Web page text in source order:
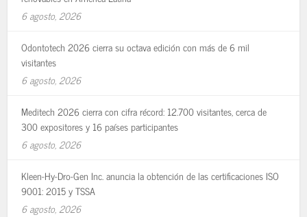
6 agosto, 2026
Odontotech 2026 cierra su octava edición con más de 6 mil
visitantes
6 agosto, 2026
Meditech 2026 cierra con cifra récord: 12.700 visitantes, cerca de
300 expositores y 16 países participantes
6 agosto, 2026
Kleen-Hy-Dro-Gen Inc. anuncia la obtención de las certificaciones ISO
9001: 2015 y TSSA
6 agosto, 2026